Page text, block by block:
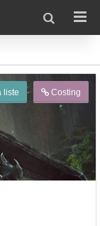
liste Costing